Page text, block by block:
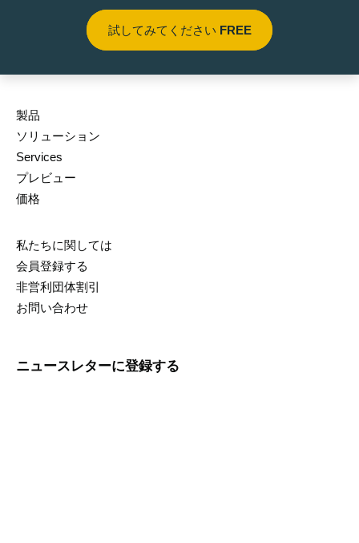
試してみてください FREE
製品
ソリューション
Services
プレビュー
価格
私たちに関しては
会員登録する
非営利団体割引
お問い合わせ
ニュースレターに登録する